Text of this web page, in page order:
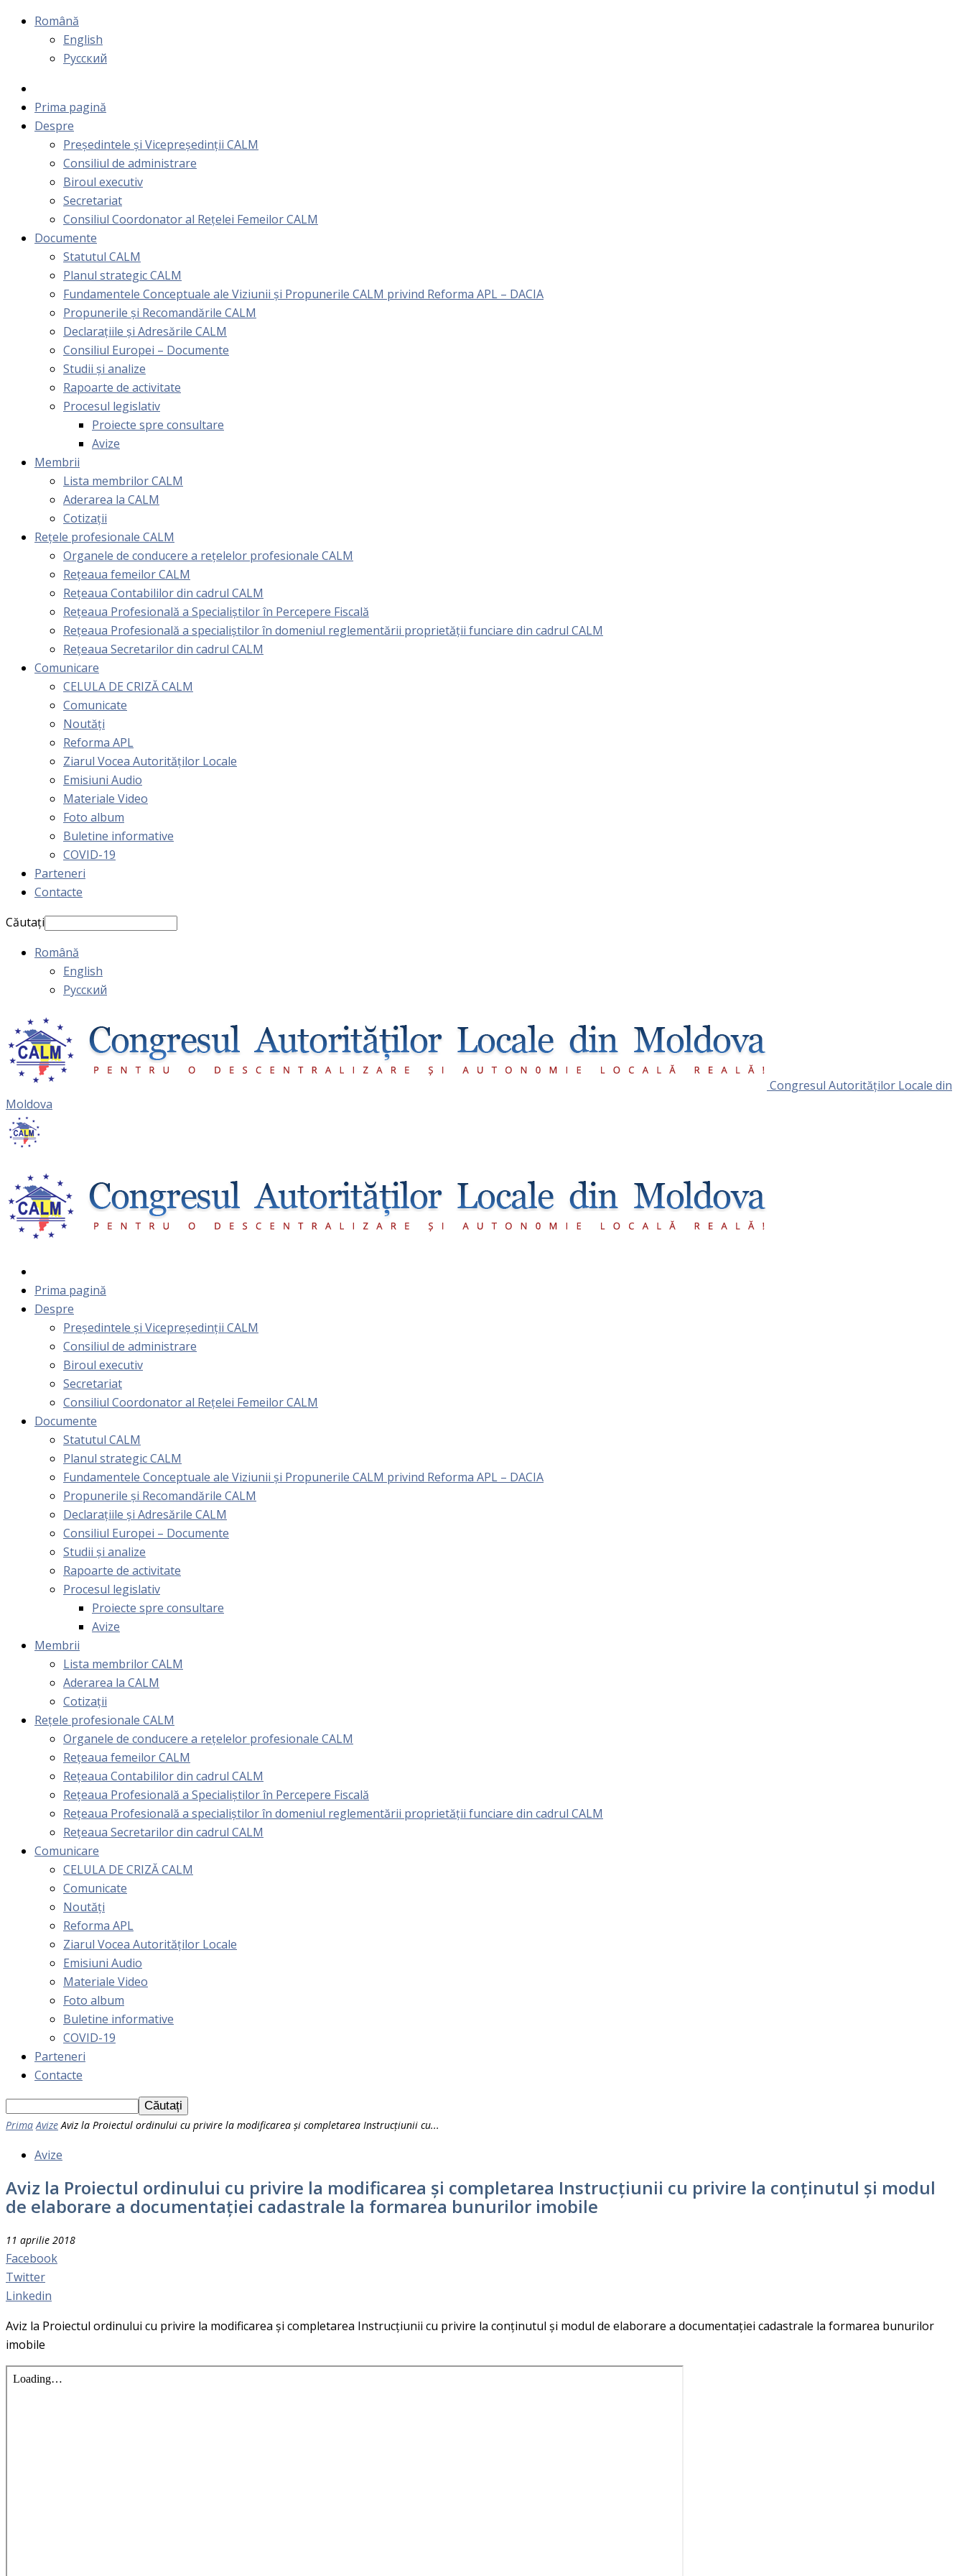
Română
English
Русский
Prima pagină
Despre
Președintele și Vicepreședinții CALM
Consiliul de administrare
Biroul executiv
Secretariat
Consiliul Coordonator al Rețelei Femeilor CALM
Documente
Statutul CALM
Planul strategic CALM
Fundamentele Conceptuale ale Viziunii și Propunerile CALM privind Reforma APL – DACIA
Propunerile și Recomandările CALM
Declarațiile și Adresările CALM
Consiliul Europei – Documente
Studii și analize
Rapoarte de activitate
Procesul legislativ
Proiecte spre consultare
Avize
Membrii
Lista membrilor CALM
Aderarea la CALM
Cotizaţii
Rețele profesionale CALM
Organele de conducere a rețelelor profesionale CALM
Rețeaua femeilor CALM
Rețeaua Contabililor din cadrul CALM
Rețeaua Profesională a Specialiștilor în Percepere Fiscală
Reţeaua Profesională a specialiştilor în domeniul reglementării proprietăţii funciare din cadrul CALM
Rețeaua Secretarilor din cadrul CALM
Comunicare
CELULA DE CRIZĂ CALM
Comunicate
Noutăți
Reforma APL
Ziarul Vocea Autorităților Locale
Emisiuni Audio
Materiale Video
Foto album
Buletine informative
COVID-19
Parteneri
Contacte
Căutați
Română
English
Русский
Congresul Autorităţilor Locale din
Moldova
Prima pagină
Despre
Președintele și Vicepreședinții CALM
Consiliul de administrare
Biroul executiv
Secretariat
Consiliul Coordonator al Rețelei Femeilor CALM
Documente
Statutul CALM
Planul strategic CALM
Fundamentele Conceptuale ale Viziunii și Propunerile CALM privind Reforma APL – DACIA
Propunerile și Recomandările CALM
Declarațiile și Adresările CALM
Consiliul Europei – Documente
Studii și analize
Rapoarte de activitate
Procesul legislativ
Proiecte spre consultare
Avize
Membrii
Lista membrilor CALM
Aderarea la CALM
Cotizaţii
Rețele profesionale CALM
Organele de conducere a rețelelor profesionale CALM
Rețeaua femeilor CALM
Rețeaua Contabililor din cadrul CALM
Rețeaua Profesională a Specialiștilor în Percepere Fiscală
Reţeaua Profesională a specialiştilor în domeniul reglementării proprietăţii funciare din cadrul CALM
Rețeaua Secretarilor din cadrul CALM
Comunicare
CELULA DE CRIZĂ CALM
Comunicate
Noutăți
Reforma APL
Ziarul Vocea Autorităților Locale
Emisiuni Audio
Materiale Video
Foto album
Buletine informative
COVID-19
Parteneri
Contacte
Prima Avize Aviz la Proiectul ordinului cu privire la modificarea și completarea Instrucțiunii cu...
Avize
Aviz la Proiectul ordinului cu privire la modificarea și completarea Instrucțiunii cu privire la conținutul și modul
de elaborare a documentației cadastrale la formarea bunurilor imobile
11 aprilie 2018
Facebook
Twitter
Linkedin
Aviz la Proiectul ordinului cu privire la modificarea și completarea Instrucțiunii cu privire la conținutul și modul de elaborare a documentației cadastrale la formarea bunurilor
imobile